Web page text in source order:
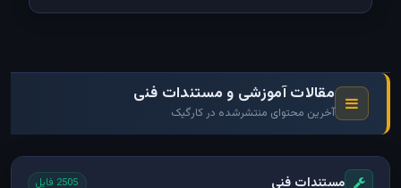
مقالات آموزشی و مستندات فنی
آخرین محتوای منتشرشده در کارگیک
مستندات فنی 2505 فایل